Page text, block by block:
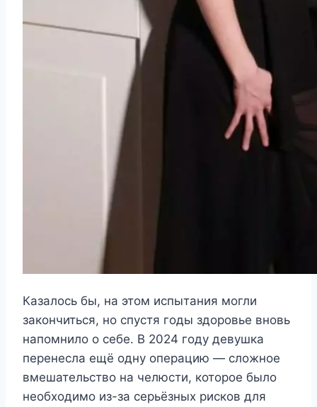
Казалось бы, на этом испытания могли
закончиться, но спустя годы здоровье вновь
напомнило о себе. В 2024 году девушка
перенесла ещё одну операцию — сложное
вмешательство на челюсти, которое было
необходимо из-за серьёзных рисков для